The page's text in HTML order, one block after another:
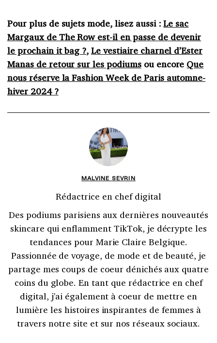
Pour plus de sujets mode, lisez aussi :Le sac
Margaux de The Row est-il en passe de devenir
le prochain it bag ?,Le vestiaire charnel d’Ester
Manas de retour sur les podiumsou encore Que
nous réserve la Fashion Week de Paris automne-
hiver 2024 ?
MALVINE SEVRIN
Rédactrice en chef digital
Des podiums parisiens aux dernières nouveautés
skincare qui enflamment TikTok, je décrypte les
tendances pour Marie Claire Belgique.
Passionnée de voyage, de mode et de beauté, je
partage mes coups de coeur dénichés aux quatre
coins du globe. En tant que rédactrice en chef
digital, j'ai également à coeur de mettre en
lumière les histoires inspirantes de femmes à
travers notre site et sur nos réseaux sociaux.